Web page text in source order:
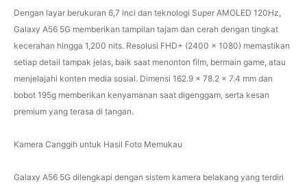
Dengan layar berukuran 6,7 inci dan teknologi Super AMOLED 120Hz,
Galaxy A56 5G memberikan tampilan tajam dan cerah dengan tingkat
kecerahan hingga 1,200 nits. Resolusi FHD+ (2400 x 1080) memastikan
setiap detail tampak jelas, baik saat menonton film, bermain game, atau
menjelajahi konten media sosial. Dimensi 162.9 x 78.2 x 7.4 mm dan
bobot 195g memberikan kenyamanan saat digenggam, serta kesan
premium yang terasa di tangan.
Kamera Canggih untuk Hasil Foto Memukau
Galaxy A56 5G dilengkapi dengan sistem kamera belakang yang terdiri